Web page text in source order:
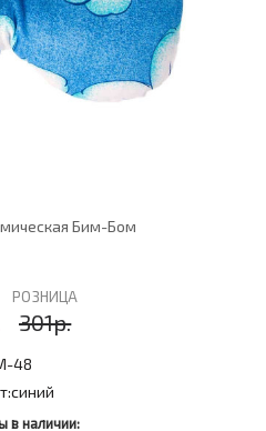
Бим-Бом
РОЗНИЦА
301р.
48
синий
в наличии: